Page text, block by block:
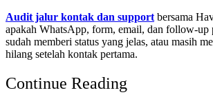
Audit jalur kontak dan support bersama
apakah WhatsApp, form, email, dan follow-up
sudah memberi status yang jelas, atau masih
hilang setelah kontak pertama.
Continue Reading